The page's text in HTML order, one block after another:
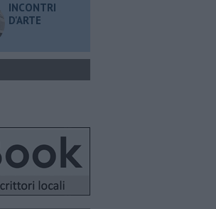
INCONTRI
D'ARTE